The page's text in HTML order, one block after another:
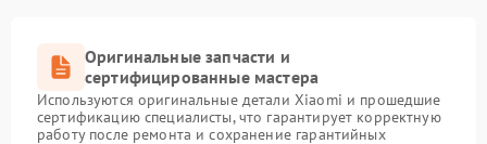
Оригинальные запчасти и
сертифицированные мастера
Используются оригинальные детали Xiaomi и прошедшие
сертификацию специалисты, что гарантирует корректную
работу после ремонта и сохранение гарантийных